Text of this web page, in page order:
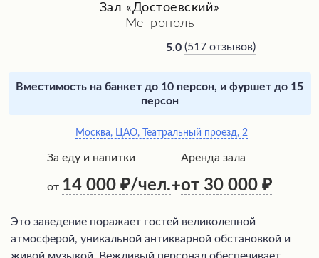
Зал «Достоевский»
Метрополь
5.0 (517 отзывов)
Вместимость на банкет до 10 персон, и фуршет до 15
персон
Москва, ЦАО, Театральный проезд, 2
За еду и напитки
от 14 000 /чел.+
Аренда зала
от 30 000
Это заведение поражает гостей великолепной
атмосферой, уникальной антикварной обстановкой и
живой музыкой. Вежливый персонал обеспечивает